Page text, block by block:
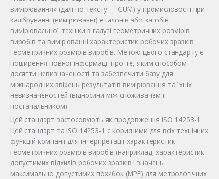
вимірювання» (далі по тексту — GUM) у промисловості при
калібруванні (вимірюванні) еталонів або засобів
вимірювальної техніки в галузі геометричних розмірів
виробів та вимірюванні характеристик робочих зразків
геометричних розмірів виробів. Метою цього стандарту є
поширення повної інформації про те, яким способом
досягти невизначеності та забезпечити базу для
міжнародних звірень результатів вимірювання та їхніх
невизначеностей (відносини між споживачем і
постачальником).
Цей стандарт застосовують як продовження ISO 14253-1.
Цей стандарт та ISO 14253-1 є корисними для всіх технічних
функцій компанії для інтерпретації характеристик
геометричних розмірів виробів (наприклад, характеристик
допустимих відхилів робочих зразків і значень
максимально допустимих похибок (МРЕ) для метрологічних